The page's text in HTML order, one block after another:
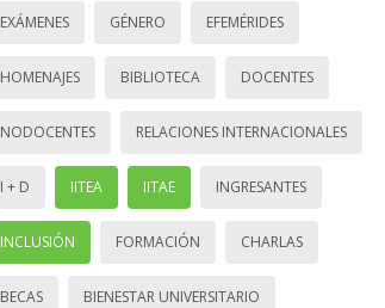
EXÁMENES GÉNERO EFEMÉRIDES
HOMENAJES BIBLIOTECA DOCENTES
NODOCENTES RELACIONES INTERNACIONALES
I + D IITEA IITAE INGRESANTES
INCLUSIÓN FORMACIÓN CHARLAS
BECAS BIENESTAR UNIVERSITARIO